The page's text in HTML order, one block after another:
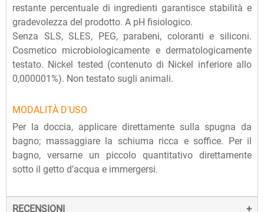
restante percentuale di ingredienti garantisce stabilità e
gradevolezza del prodotto. A pH fisiologico.
Senza SLS, SLES, PEG, parabeni, coloranti e siliconi.
Cosmetico microbiologicamente e dermatologicamente
testato. Nickel tested (contenuto di Nickel inferiore allo
0,000001%). Non testato sugli animali.
MODALITÀ D'USO
Per la doccia, applicare direttamente sulla spugna da
bagno; massaggiare la schiuma ricca e soffice. Per il
bagno, versarne un piccolo quantitativo direttamente
sotto il getto d’acqua e immergersi.
RECENSIONI